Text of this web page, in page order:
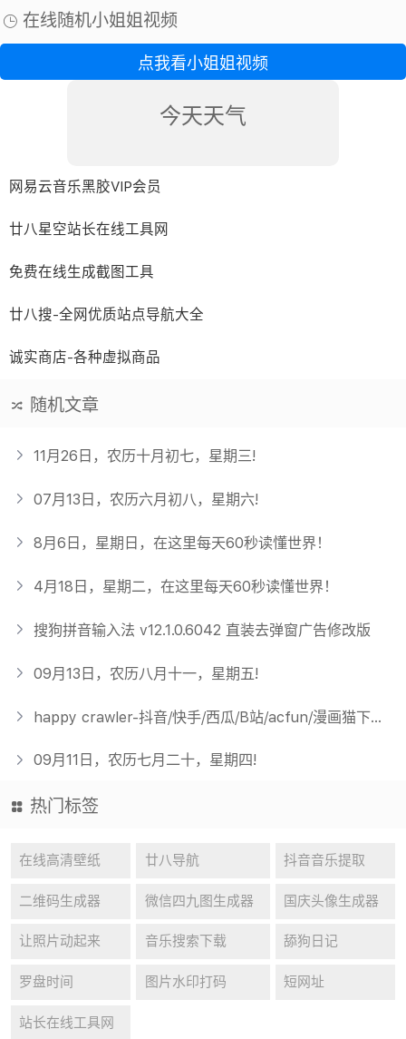
用户自定义ROM的权限，将不再限制用户。
我们...
在线随机小姐姐视频
点我看小姐姐视频
今天天气
网易云音乐黑胶VIP会员
廿八星空站长在线工具网
免费在线生成截图工具
廿八搜-全网优质站点导航大全
诚实商店-各种虚拟商品
随机文章
11月26日，农历十月初七，星期三!
07月13日，农历六月初八，星期六!
8月6日，星期日，在这里每天60秒读懂世界！
4月18日，星期二，在这里每天60秒读懂世界！
搜狗拼音输入法 v12.1.0.6042 直装去弹窗广告修改版
09月13日，农历八月十一，星期五!
happy crawler-抖音/快手/西瓜/B站/acfun/漫画猫下载器
09月11日，农历七月二十，星期四!
热门标签
在线高清壁纸 廿八导航 抖音音乐提取
二维码生成器 微信四九图生成器 国庆头像生成器
让照片动起来 音乐搜索下载 舔狗日记
罗盘时间 图片水印打码 短网址
站长在线工具网